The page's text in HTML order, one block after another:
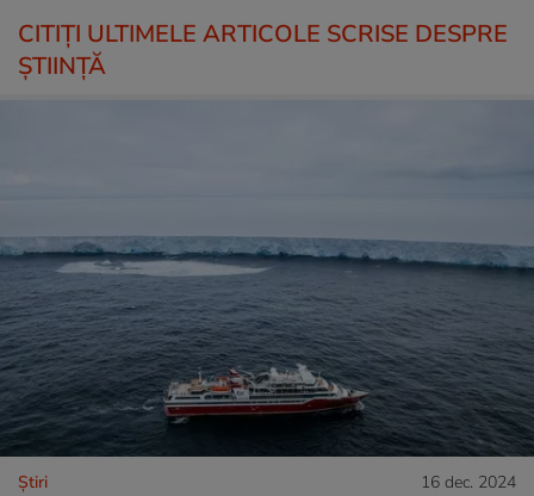
CITIȚI ULTIMELE ARTICOLE SCRISE DESPRE
ȘTIINȚĂ
Ştiri 16 dec. 2024